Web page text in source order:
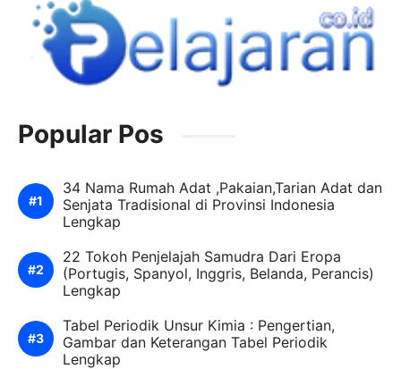
Popular Pos
34 Nama Rumah Adat ,Pakaian,Tarian Adat dan
Senjata Tradisional di Provinsi Indonesia
Lengkap
22 Tokoh Penjelajah Samudra Dari Eropa
(Portugis, Spanyol, Inggris, Belanda, Perancis)
Lengkap
Tabel Periodik Unsur Kimia : Pengertian,
Gambar dan Keterangan Tabel Periodik
Lengkap